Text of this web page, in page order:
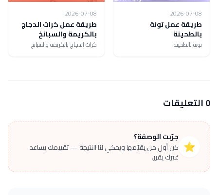
2026-07-08
طريقة عمل تونة
بالطحينة
تونة بالطحينة
2026-07-08
طريقة عمل كرات الدجاج
بالكريمة والسبانخ
كرات الدجاج بالكريمة والسبانخ
0 التعليقات
⭐
جرّبت الوصفة؟
كن أول من يقيّمها ويحكي لنا النتيجة — تقييمك يساعد
غيرك يقرر.